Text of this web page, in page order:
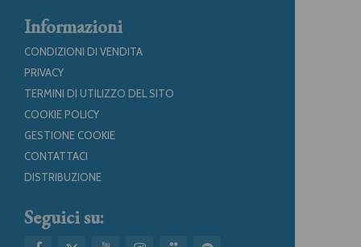
Informazioni
CONDIZIONI DI VENDITA
PRIVACY
TERMINI DI UTILIZZO DEL SITO
COOKIE POLICY
GESTIONE COOKIE
CONTATTACI
DISTRIBUZIONE
Seguici su: